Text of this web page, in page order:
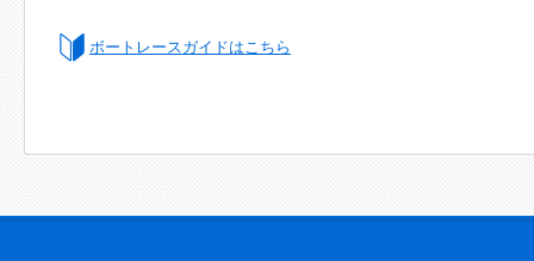
ボートレースガイドはこちら